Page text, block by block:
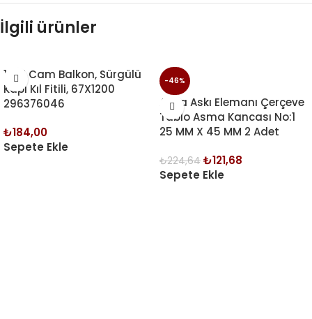
İlgili ürünler
10 M Cam Balkon, Sürgülü
Kapı Kıl Fitili, 67X1200
296376046
₺184,00
Sepete Ekle
-46%
Ayna Askı Elemanı Çerçeve
Tablo Asma Kancası No:1
25 MM X 45 MM 2 Adet
₺224,64 ₺121,68
Sepete Ekle